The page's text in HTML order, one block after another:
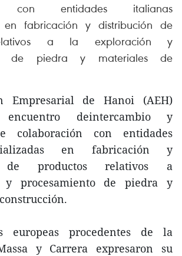
con entidades italianas
en fabricación y distribución de
a la exploración y
de piedra y materiales de
Empresarial de Hanoi (AEH)
deintercambio y
colaboración con entidades
en fabricación y
de productos relativos a
y procesamiento de piedra y
europeas procedentes de la
y Carrera expresaron su